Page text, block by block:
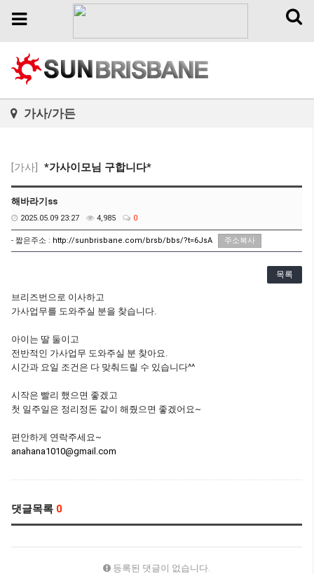
Toggle
Toggle
가사/가든
[가사] *가사이모님 구합니다*
해바라기ss
2025.05.09 23:27 4,985 0
- 짧은주소 : http://sunbrisbane.com/brsb/bbs/?t=6JsA 주소복사
목록
브리즈번으로 이사하고
가사업무를 도와주실 분을 찾습니다.
아이는 딸 둘이고
전반적인 가사업무 도와주실 분 찾아요.
시간과 요일 조건은 다 맞춰드릴 수 있습니다^^
시작은 빨리 했으면 좋겠고
첫 일주일은 정리정돈 같이 해줬으면 좋겠어요~
편안하게 연락주세요~
anahana1010@gmail.com
댓글목록 0
등록된 댓글이 없습니다.